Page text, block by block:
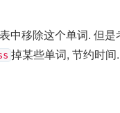
中移除这个单词. 但
掉某些单词, 节约时间.